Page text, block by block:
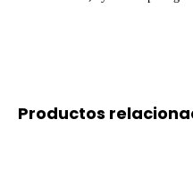
Productos